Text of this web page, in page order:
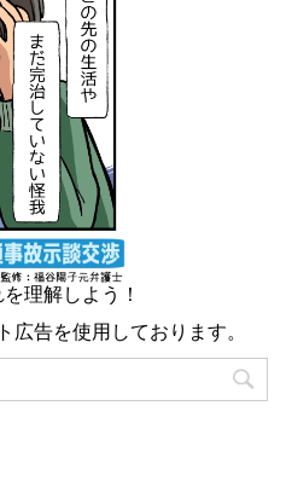
理解しよう！
告を使用しております。